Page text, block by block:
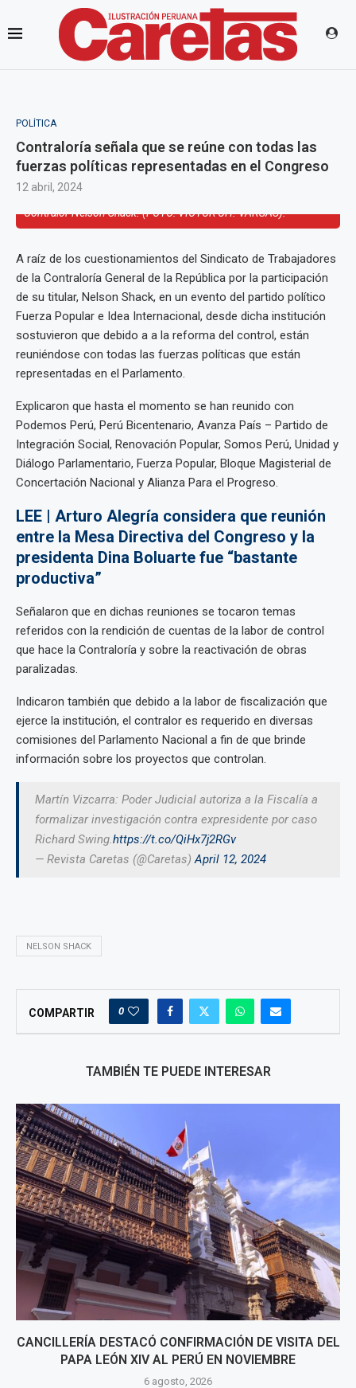
POLÍTICA
Contraloría señala que se reúne con todas las
fuerzas políticas representadas en el Congreso
12 abril, 2024
Contralor Nelson Shack. (FOTO: VÍCTOR CH. VARGAS).
A raíz de los cuestionamientos del Sindicato de Trabajadores
de la Contraloría General de la República por la participación
de su titular, Nelson Shack, en un evento del partido político
Fuerza Popular e Idea Internacional, desde dicha institución
sostuvieron que debido a a la reforma del control, están
reuniéndose con todas las fuerzas políticas que están
representadas en el Parlamento.
Explicaron que hasta el momento se han reunido con
Podemos Perú, Perú Bicentenario, Avanza País – Partido de
Integración Social, Renovación Popular, Somos Perú, Unidad y
Diálogo Parlamentario, Fuerza Popular, Bloque Magisterial de
Concertación Nacional y Alianza Para el Progreso.
LEE | Arturo Alegría considera que reunión
entre la Mesa Directiva del Congreso y la
presidenta Dina Boluarte fue “bastante
productiva”
Señalaron que en dichas reuniones se tocaron temas
referidos con la rendición de cuentas de la labor de control
que hace la Contraloría y sobre la reactivación de obras
paralizadas.
Indicaron también que debido a la labor de fiscalización que
ejerce la institución, el contralor es requerido en diversas
comisiones del Parlamento Nacional a fin de que brinde
información sobre los proyectos que controlan.
Martín Vizcarra: Poder Judicial autoriza a la Fiscalía a
formalizar investigación contra expresidente por caso
Richard Swing.https://t.co/QiHx7j2RGv
— Revista Caretas (@Caretas)April 12, 2024
NELSON SHACK
COMPARTIR 0
TAMBIÉN TE PUEDE INTERESAR
CANCILLERÍA DESTACÓ CONFIRMACIÓN DE VISITA DEL
PAPA LEÓN XIV AL PERÚ EN NOVIEMBRE
6 agosto, 2026